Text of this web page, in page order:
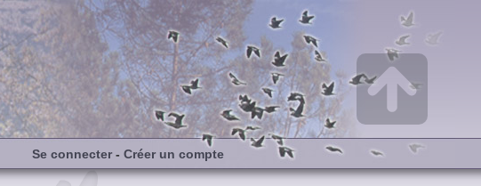
Se connecter- Créer un compte